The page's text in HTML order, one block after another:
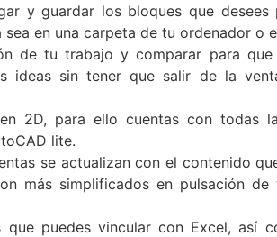
y guardar los bloques que
en una carpeta de tu ordenador o
de tu trabajo y comparar para
ideas sin tener que salir de la
2D, para ello cuentas con todas
lite.
se actualizan con el contenido
más simplificados en pulsación de
puedes vincular con Excel, así